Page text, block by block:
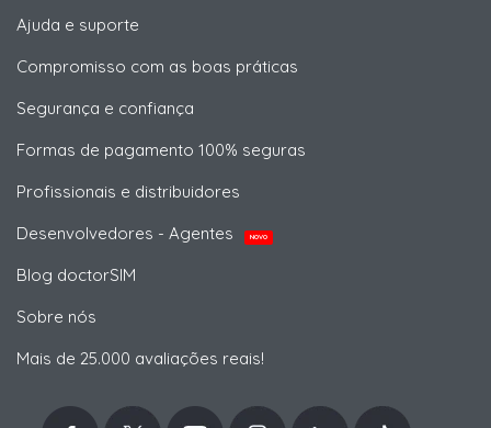
Ajuda e suporte
Compromisso com as boas práticas
Segurança e confiança
Formas de pagamento 100% seguras
Profissionais e distribuidores
Desenvolvedores - Agentes
NOVO
Blog doctorSIM
Sobre nós
Mais de 25.000 avaliações reais!